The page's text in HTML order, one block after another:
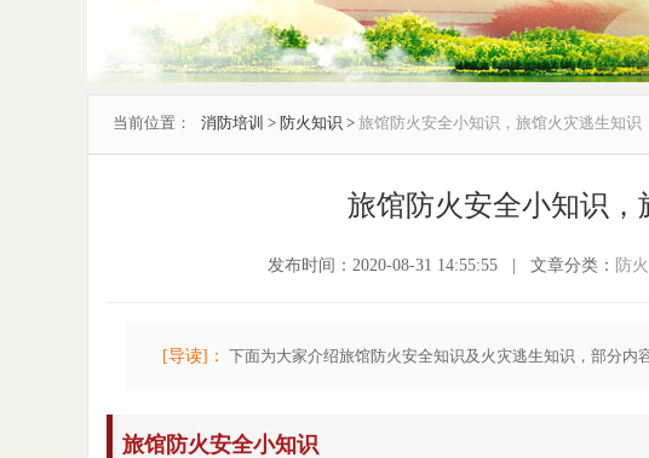
当前位置： 消防培训 > 防火知识 > 旅馆防火安全小知识，旅馆火灾逃生知识
旅馆防火安全小知识，
发布时间：2020-08-31 14:55:55 文章分类： 防
[导读]： 下面为大家介绍旅馆防火安全知识及火灾逃生知识，部分内
旅馆防火安全小知识